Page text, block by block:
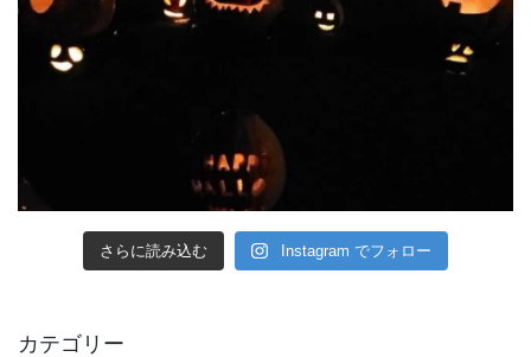
さらに読み込む Instagram でフォロー
カテゴリー